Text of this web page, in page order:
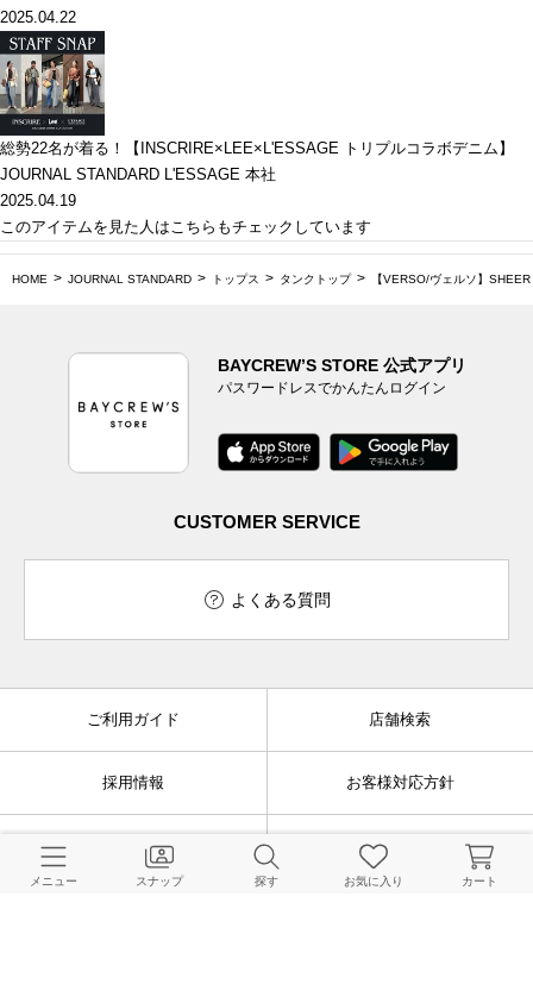
2025.04.22
総勢22名が着る！【INSCRIRE×LEE×L'ESSAGE トリプルコラボデニム】
JOURNAL STANDARD L'ESSAGE 本社
2025.04.19
このアイテムを見た人はこちらもチェックしています
HOME JOURNAL STANDARD トップス タンクトップ 【VERSO/ヴェルソ】
BAYCREW’S STORE 公式アプリ
パスワードレスでかんたんログイン
CUSTOMER SERVICE
よくある質問
ご利用ガイド 店舗検索
採用情報 お客様対応方針
利用規約 企業情報
メニュー スナップ 探す お気に入り カート